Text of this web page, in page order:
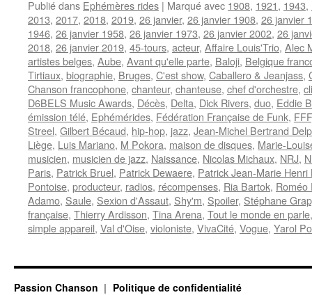
Publié dans Ephémères rides | Marqué avec 1908, 1921, 1943,
2013, 2017, 2018, 2019, 26 janvier, 26 janvier 1908, 26 janvier
1946, 26 janvier 1958, 26 janvier 1973, 26 janvier 2002, 26
2018, 26 janvier 2019, 45-tours, acteur, Affaire Louis'Trio, Alec
artistes belges, Aube, Avant qu'elle parte, Baloji, Belgique
Tirtiaux, biographie, Bruges, C'est show, Caballero & Jeanjass,
Chanson francophone, chanteur, chanteuse, chef d'orchestre,
D6BELS Music Awards, Décès, Delta, Dick Rivers, duo, Eddie
émission télé, Ephémérides, Fédération Française de Funk, FFF
Streel, Gilbert Bécaud, hip-hop, jazz, Jean-Michel Bertrand
Liège, Luis Mariano, M Pokora, maison de disques, Marie-
musicien, musicien de jazz, Naissance, Nicolas Michaux, NRJ,
Paris, Patrick Bruel, Patrick Dewaere, Patrick Jean-Marie Henri
Pontoise, producteur, radios, récompenses, Ria Bartok, Roméo
Adamo, Saule, Sexion d'Assaut, Shy'm, Spoiler, Stéphane
française, Thierry Ardisson, Tina Arena, Tout le monde en parle
simple appareil, Val d'Oise, violoniste, VivaCité, Vogue, Yarol
Passion Chanson Politique de confidentialité